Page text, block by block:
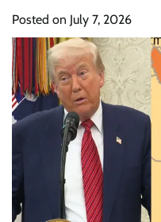
Posted on July 7, 2026